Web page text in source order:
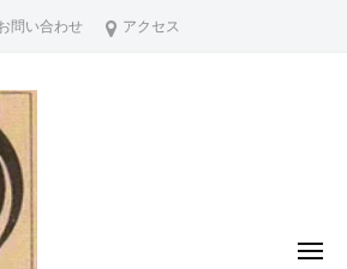
問い合わせ アクセス
メ